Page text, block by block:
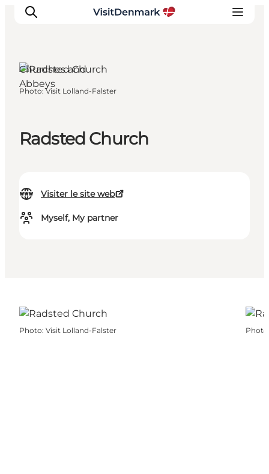
Quoi faire
Radsted Church
Visiter le site web
Myself, My partner
Churches and
Abbeys
Photo: Visit Lolland-Falster
Photo: Visit Lolland-Falster Photo